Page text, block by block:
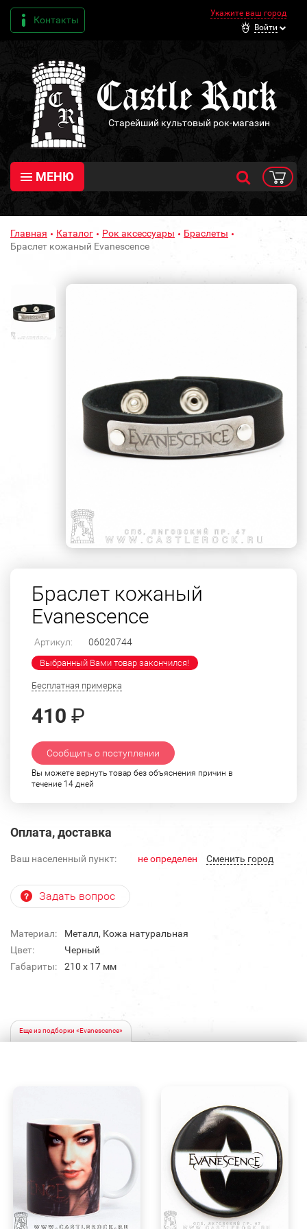
Контакты
Укажите ваш город
Войти
Старейший культовый рок-магазин
МЕНЮ
Главная Каталог Рок аксессуары
Браслеты
Браслет кожаный Evanescence
Браслет кожаный
Evanescence
Артикул: 06020744
Выбранный Вами товар закончился!
Бесплатная примерка
410 ₽
Сообщить о поступлении
Вы можете вернуть товар без объяснения причин в
течение 14 дней
Оплата, доставка
Ваш населенный пункт: не определен Cменить город
Задать вопрос
Материал:
Металл, Кожа натуральная
Цвет:
Черный
Габариты:
210 x 17 мм
Еще из подборки «Evanescence»